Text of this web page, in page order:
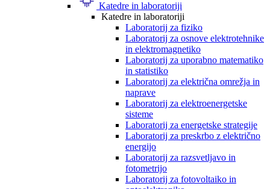
Katedre in laboratoriji
Katedre in laboratoriji
Laboratorij za fiziko
Laboratorij za osnove elektrotehnike
in elektromagnetiko
Laboratorij za uporabno matematiko
in statistiko
Laboratorij za električna omrežja in
naprave
Laboratorij za elektroenergetske
sisteme
Laboratorij za energetske strategije
Laboratorij za preskrbo z električno
energijo
Laboratorij za razsvetljavo in
fotometrijo
Laboratorij za fotovoltaiko in